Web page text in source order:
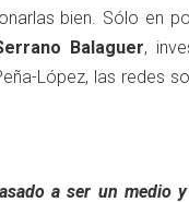
bien. Sólo en
Balaguer,
López, las redes
a ser un